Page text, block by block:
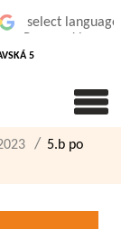
5
5.b po